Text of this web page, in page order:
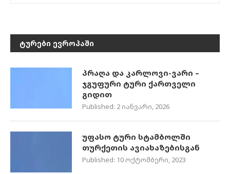
ᲢᲣᲠᲔᲑᲘ ᲔᲕᲠᲝᲞᲐᲨᲘ
პრაღა და კარლოვი-ვარი –
ჯგუფური ტური ქართველი
გიდით
Published: 2 იანვარი, 2026
უფასო ტური სტამბოლში
თურქეთის ავიახაზებისგან
Published: 10 ოქტომბერი, 2023